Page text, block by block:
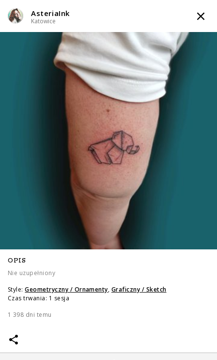
AsteriaInk
Katowice
Abstrakcyjny / Black & Grey / Dotwork / Graficzny /
Sketch / Minimalizm / Watercolor
WIADOMOŚĆ
TATTOO LIFE
AsteriaInk
Katowice
OPIS
Nie uzupełniony
Style: Geometryczny / Ornamenty, Graficzny / Sketch
Czas trwania: 1 sesja
1 398 dni temu